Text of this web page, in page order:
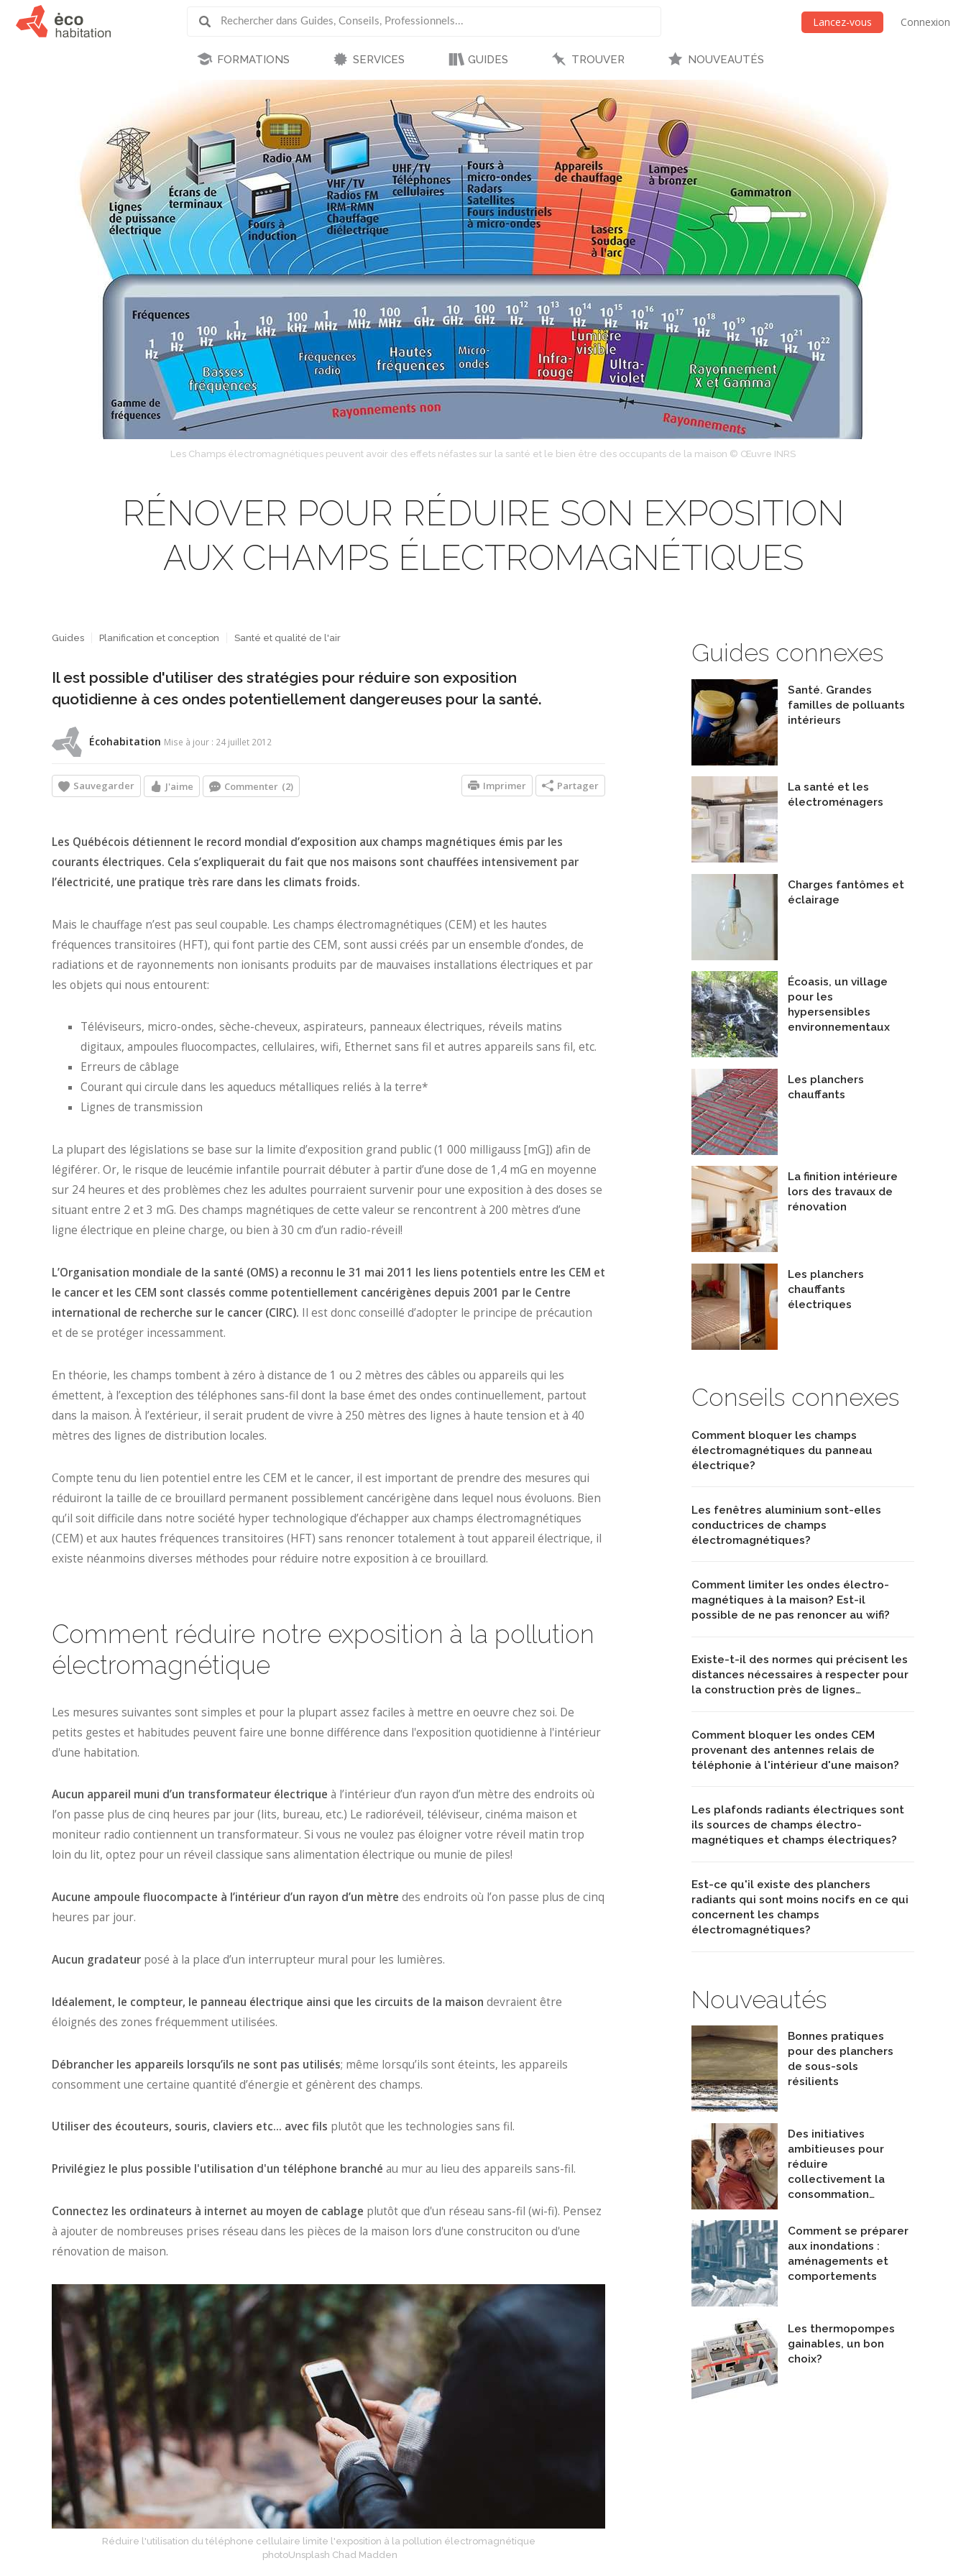
Lancez-vous Connexion
FORMATIONS SERVICES GUIDES TROUVER NOUVEAUTÉS
Les Champs électromagnétiques peuvent avoir des effets néfastes sur la santé et le bien être des occupants de la maison © Œuvre INRS
RÉNOVER POUR RÉDUIRE SON EXPOSITION
AUX CHAMPS ÉLECTROMAGNÉTIQUES
Guides connexes
Santé. Grandes
familles de polluants
intérieurs
La santé et les
électroménagers
Charges fantômes et
éclairage
Écoasis, un village
pour les
hypersensibles
environnementaux
Les planchers
chauffants
La finition intérieure
lors des travaux de
rénovation
Les planchers
chauffants
électriques
Conseils connexes
Comment bloquer les champs
électromagnétiques du panneau
électrique?
Les fenêtres aluminium sont-elles
conductrices de champs
électromagnétiques?
Comment limiter les ondes électro-
magnétiques à la maison? Est-il
possible de ne pas renoncer au wifi?
Existe-t-il des normes qui précisent les
distances nécessaires à respecter pour
la construction près de lignes…
Comment bloquer les ondes CEM
provenant des antennes relais de
téléphonie à l'intérieur d'une maison?
Les plafonds radiants électriques sont
ils sources de champs électro-
magnétiques et champs électriques?
Est-ce qu'il existe des planchers
radiants qui sont moins nocifs en ce qui
concernent les champs
électromagnétiques?
Nouveautés
Bonnes pratiques
pour des planchers
de sous-sols
résilients
Des initiatives
ambitieuses pour
réduire
collectivement la
consommation…
Comment se préparer
aux inondations :
aménagements et
comportements
Les thermopompes
gainables, un bon
choix?
Guides Planification et conception Santé et qualité de l'air
Il est possible d'utiliser des stratégies pour réduire son exposition
quotidienne à ces ondes potentiellement dangereuses pour la santé.
Écohabitation Mise à jour : 24 juillet 2012
Sauvegarder J'aime Commenter (2) Partager
Imprimer
Les Québécois détiennent le record mondial d’exposition aux champs magnétiques émis par les
courants électriques. Cela s’expliquerait du fait que nos maisons sont chauffées intensivement par
l’électricité, une pratique très rare dans les climats froids.
Mais le chauffage n’est pas seul coupable. Les champs électromagnétiques (CEM) et les hautes
fréquences transitoires (HFT), qui font partie des CEM, sont aussi créés par un ensemble d’ondes, de
radiations et de rayonnements non ionisants produits par de mauvaises installations électriques et par
les objets qui nous entourent:
Téléviseurs, micro-ondes, sèche-cheveux, aspirateurs, panneaux électriques, réveils matins
digitaux, ampoules fluocompactes, cellulaires, wifi, Ethernet sans fil et autres appareils sans fil, etc.
Erreurs de câblage
Courant qui circule dans les aqueducs métalliques reliés à la terre*
Lignes de transmission
La plupart des législations se base sur la limite d’exposition grand public (1 000 milligauss [mG]) afin de
légiférer. Or, le risque de leucémie infantile pourrait débuter à partir d’une dose de 1,4 mG en moyenne
sur 24 heures et des problèmes chez les adultes pourraient survenir pour une exposition à des doses se
situant entre 2 et 3 mG. Des champs magnétiques de cette valeur se rencontrent à 200 mètres d’une
ligne électrique en pleine charge, ou bien à 30 cm d’un radio-réveil!
L’Organisation mondiale de la santé (OMS) a reconnu le 31 mai 2011 les liens potentiels entre les CEM et
le cancer et les CEM sont classés comme potentiellement cancérigènes depuis 2001 par le Centre
international de recherche sur le cancer (CIRC). Il est donc conseillé d’adopter le principe de précaution
et de se protéger incessamment.
En théorie, les champs tombent à zéro à distance de 1 ou 2 mètres des câbles ou appareils qui les
émettent, à l’exception des téléphones sans-fil dont la base émet des ondes continuellement, partout
dans la maison. À l’extérieur, il serait prudent de vivre à 250 mètres des lignes à haute tension et à 40
mètres des lignes de distribution locales.
Compte tenu du lien potentiel entre les CEM et le cancer, il est important de prendre des mesures qui
réduiront la taille de ce brouillard permanent possiblement cancérigène dans lequel nous évoluons. Bien
qu’il soit difficile dans notre société hyper technologique d’échapper aux champs électromagnétiques
(CEM) et aux hautes fréquences transitoires (HFT) sans renoncer totalement à tout appareil électrique, il
existe néanmoins diverses méthodes pour réduire notre exposition à ce brouillard.
Comment réduire notre exposition à la pollution
électromagnétique
Les mesures suivantes sont simples et pour la plupart assez faciles à mettre en oeuvre chez soi. De
petits gestes et habitudes peuvent faire une bonne différence dans l'exposition quotidienne à l'intérieur
d'une habitation.
Aucun appareil muni d’un transformateur électrique à l’intérieur d’un rayon d’un mètre des endroits où
l’on passe plus de cinq heures par jour (lits, bureau, etc.) Le radioréveil, téléviseur, cinéma maison et
moniteur radio contiennent un transformateur. Si vous ne voulez pas éloigner votre réveil matin trop
loin du lit, optez pour un réveil classique sans alimentation électrique ou munie de piles!
Aucune ampoule fluocompacte à l’intérieur d’un rayon d’un mètre des endroits où l’on passe plus de cinq
heures par jour.
Aucun gradateur posé à la place d’un interrupteur mural pour les lumières.
Idéalement, le compteur, le panneau électrique ainsi que les circuits de la maison devraient être
éloignés des zones fréquemment utilisées.
Débrancher les appareils lorsqu’ils ne sont pas utilisés; même lorsqu’ils sont éteints, les appareils
consomment une certaine quantité d’énergie et génèrent des champs.
Utiliser des écouteurs, souris, claviers etc... avec fils plutôt que les technologies sans fil.
Privilégiez le plus possible l'utilisation d'un téléphone branché au mur au lieu des appareils sans-fil.
Connectez les ordinateurs à internet au moyen de cablage plutôt que d'un réseau sans-fil (wi-fi). Pensez
à ajouter de nombreuses prises réseau dans les pièces de la maison lors d'une construciton ou d'une
rénovation de maison.
Réduire l'utilisation du téléphone cellulaire limite l'exposition à la pollution électromagnétique
photoUnsplash Chad Madden